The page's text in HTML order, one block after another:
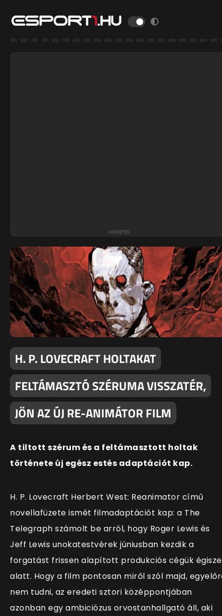
H. P. LOVECRAFT HOLTAKAT
FELTÁMASZTÓ SZÉRUMA VISSZATÉR,
JÖN AZ ÚJ RE-ANIMÁTOR FILM
A tiltott szérum és a feltámasztott holtak
története új egész estés adaptációt kap.
H. P. Lovecraft Herbert West: Reanimator című
novellafüzete ismét filmadaptációt kap: a The
Telegraph számolt be arról, hogy Roger Lewis és
Jeff Lewis unokatestvérek júniusban kezdik a
forgatást frissen alapított produkciós cégük égisze
alatt. Hogy a film pontosan miről szól majd,
nem tudni, az eredeti sztori középpontjában
azonban egy ambiciózus orvostanhallgató áll, aki